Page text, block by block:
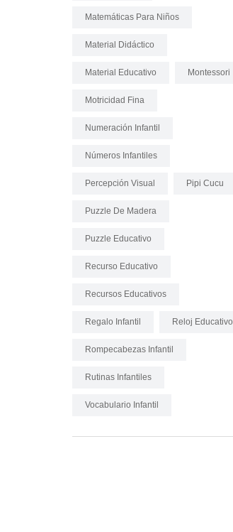
Matemáticas Para Niños
Material Didáctico
Material Educativo Montessori
Motricidad Fina
Numeración Infantil
Números Infantiles
Percepción Visual Pipi Cucu
Puzzle De Madera
Puzzle Educativo
Recurso Educativo
Recursos Educativos
Regalo Infantil Reloj Educativo
Rompecabezas Infantil
Rutinas Infantiles
Vocabulario Infantil